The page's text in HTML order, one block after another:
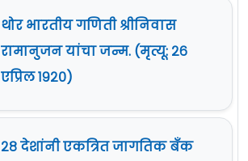
थोर भारतीय गणिती श्रीनिवास
रामानुजन यांचा जन्म. (मृत्यू: २६
एप्रिल १९२०)
२८ देशांनी एकत्रित जागतिक बँक